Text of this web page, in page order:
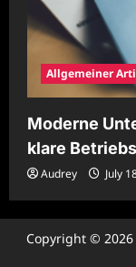
Allgemeiner
Moderne
klare
Audrey July
Copyright ©